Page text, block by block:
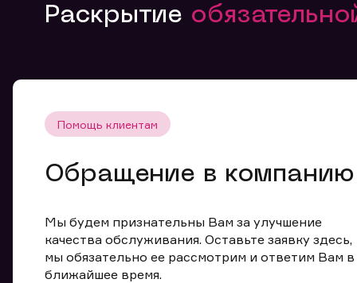
Раскрытие
Помощь клиентам
Обращение в компанию
Мы будем признательны Вам за улучшение
качества обслуживания. Оставьте заявку здесь,
мы обязательно ее рассмотрим и ответим Вам в
ближайшее время.